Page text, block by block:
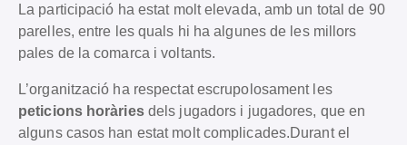
La participació ha estat molt elevada, amb un total de 90
parelles, entre les quals hi ha algunes de les millors
pales de la comarca i voltants.
L’organització ha respectat escrupolosament les
peticions horàries dels jugadors i jugadores, que en
alguns casos han estat molt complicades.Durant el